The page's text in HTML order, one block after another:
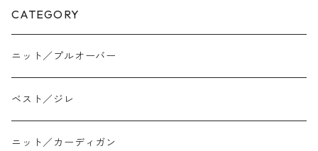
CATEGORY
ニット／プルオーバー
ベスト／ジレ
ニット／カーディガン